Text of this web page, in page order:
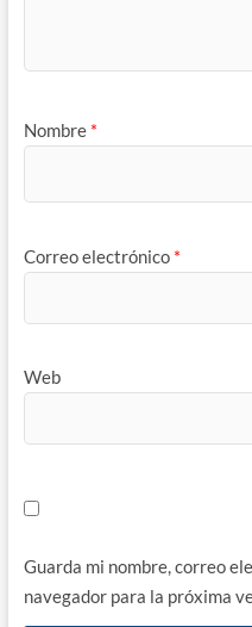
Nombre *
Correo electrónico *
Web
Guarda mi nombre, correo
navegador para la próxima